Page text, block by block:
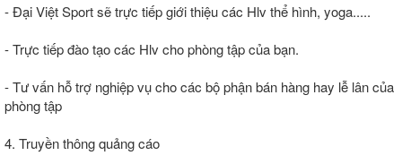
- Đại Việt Sport sẽ trực tiếp giới thiệu các Hlv thể hình, yoga.....
- Trực tiếp đào tạo các Hlv cho phòng tập của bạn.
- Tư vấn hỗ trợ nghiệp vụ cho các bộ phận bán hàng hay lễ lân của
phòng tập
4. Truyền thông quảng cáo